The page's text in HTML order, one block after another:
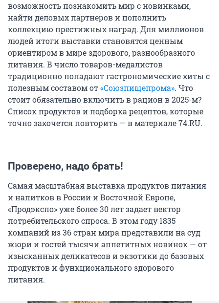
возможность познакомить мир с новинками,
найти деловых партнеров и пополнить
коллекцию престижных наград. Для миллионов
людей итоги выставки становятся ценным
ориентиром в мире здорового, разнообразного
питания. В число товаров-медалистов
традиционно попадают гастрономические хиты с
полезным составом от«Союзпищепрома». Что
стоит обязательно включить в рацион в 2025-м?
Список продуктов и подборка рецептов, которые
точно захочется повторить — в материале 74.RU.
Проверено, надо брать!
Самая масштабная выставка продуктов питания
и напитков в России и Восточной Европе,
«Продэкспо» уже более 30 лет задает вектор
потребительского спроса. В этом году 1835
компаний из 36 стран мира представили на суд
жюри и гостей тысячи аппетитных новинок — от
изысканных деликатесов и экзотики до базовых
продуктов и функционального здорового
питания.